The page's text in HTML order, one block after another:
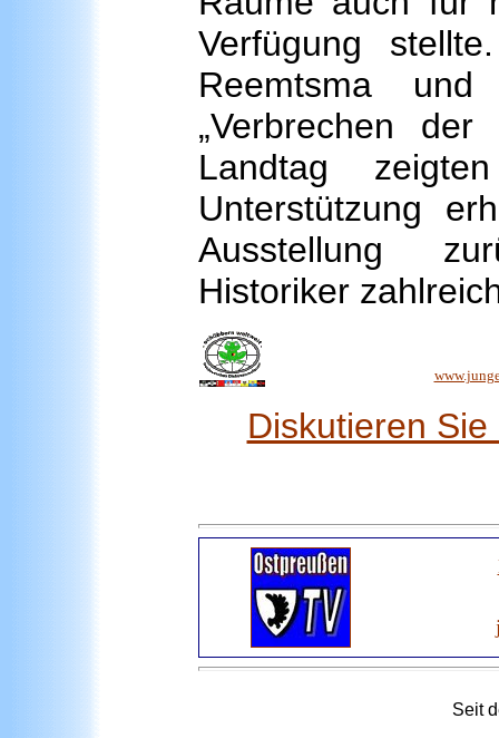
Verfügung
Reemtsma
„Verbrechen
Landtag
Unterstützung
Ausstellung
Historiker
Diskutieren
Seit